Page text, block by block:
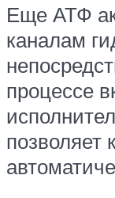
Еще АТФ
каналам
процессе
позволяет